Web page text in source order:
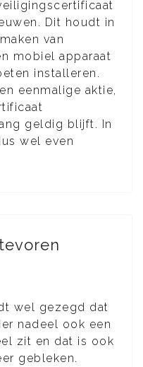
Dit houdt in
van
mobiel apparaat
installeren.
eenmalige aktie,
geldig blijft. In
wel even
wel gezegd dat
nadeel ook een
zit en dat is ook
gebleken.